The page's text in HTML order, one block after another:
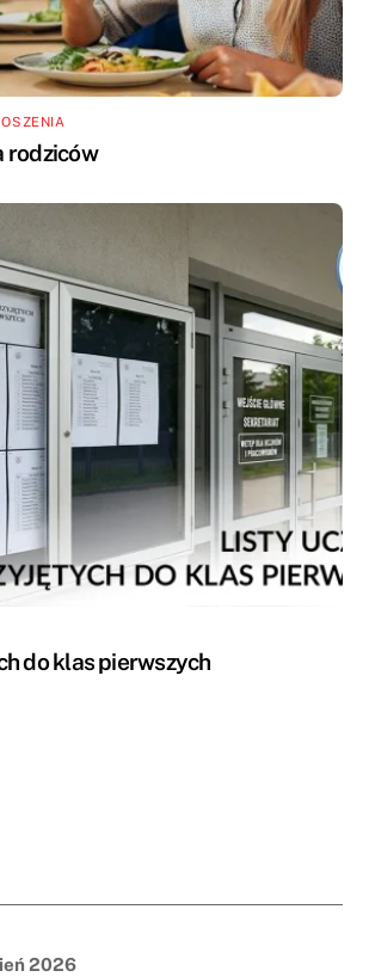
rodziców
do klas pierwszych
2026